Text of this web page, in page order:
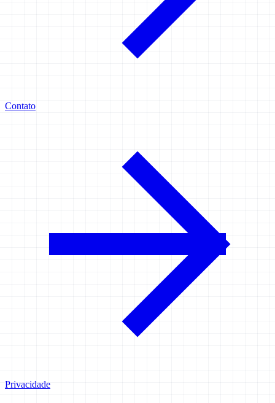
Contato
Privacidade